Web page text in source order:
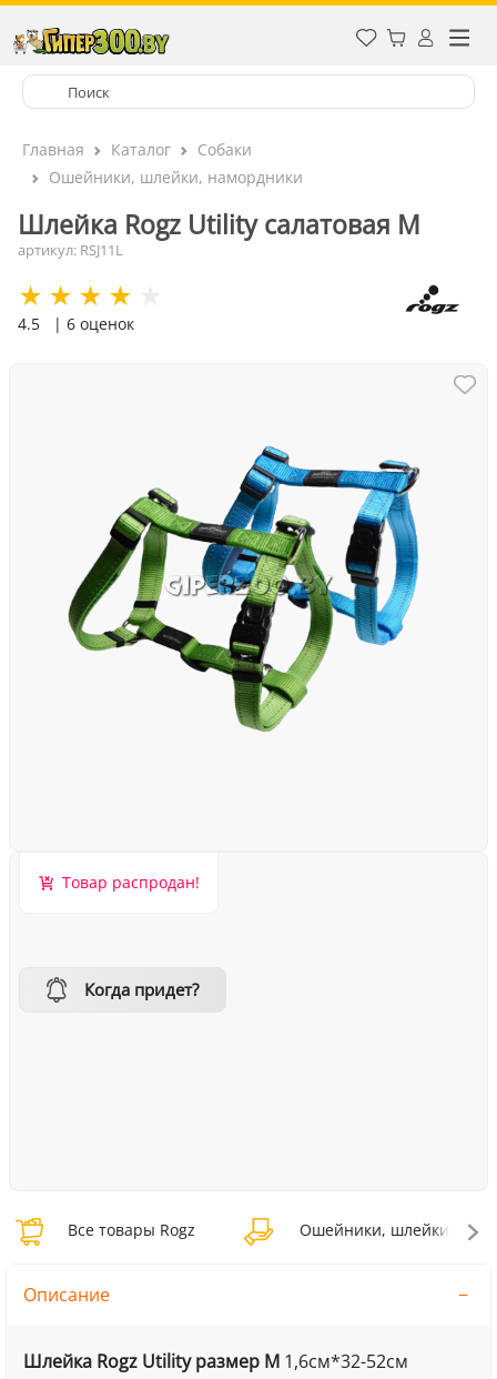
Главная Каталог
Собаки
Ошейники, шлейки, намордники
Шлейка Rogz Utility салатовая М
артикул: RSJ11L
4.5 | 6 оценок
Товар распродан!
Когда придет?
Все товары Rogz Ошейники, шлейки,
Описание
Шлейка Rogz Utility размер M1,6см*32-52см